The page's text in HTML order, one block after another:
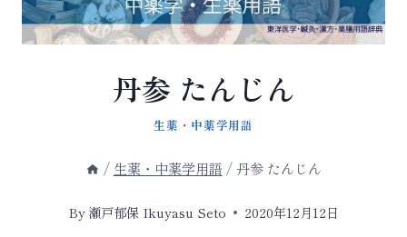
丹参 たんじん
生薬・中薬学用語
/ 生薬・中薬学用語 / 丹参 たんじん
By瀬戸郁保 Ikuyasu Seto 2020年12月12日